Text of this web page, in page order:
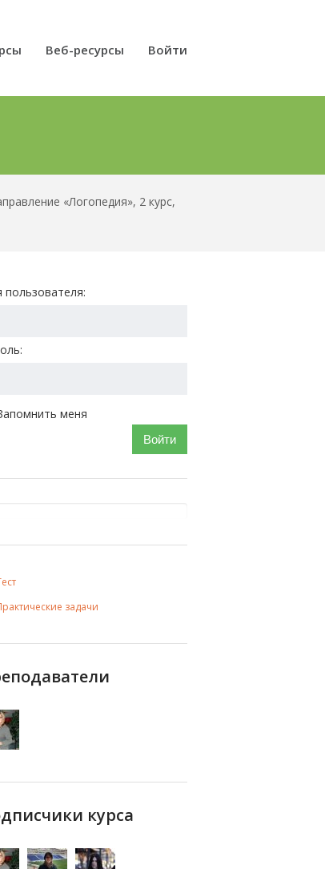
Веб-ресурсы Войти
«Логопедия», 2 курс,
пользователя:
меня
Войти
задачи
курса